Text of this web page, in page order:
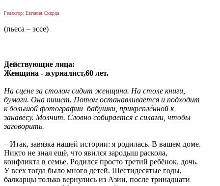
Редактор: Евгения Скирда
(пьеса – эссе)
Действующие лица:
Женщина - журналист,60 лет.
На сцене за столом сидит женщина. На столе книги,
бумаги. Она пишет. Потом останавливается и подходит
к большой фотографии бабушки, прикреплённой к
занавесу. Молчит. Словно собирается с силами, чтобы
заговорить.
– Итак, завязка нашей истории: я родилась. В вашем доме.
Никто не знал ещё, что явился зародыш раскола,
конфликта в семье. Родился просто третий ребёнок, дочь.
У всех тогда было много детей. Шестидесятые годы,
балкарцы только вернулись из Азии, после тринадцати